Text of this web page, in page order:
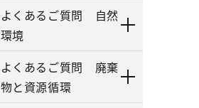
よくあるご質問 自然
環境
よくあるご質問 廃棄
物と資源循環